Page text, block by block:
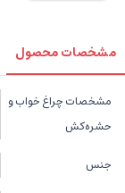
مشخصات محصول
مشخصات چراغ خواب و
حشره‌کش
جنس